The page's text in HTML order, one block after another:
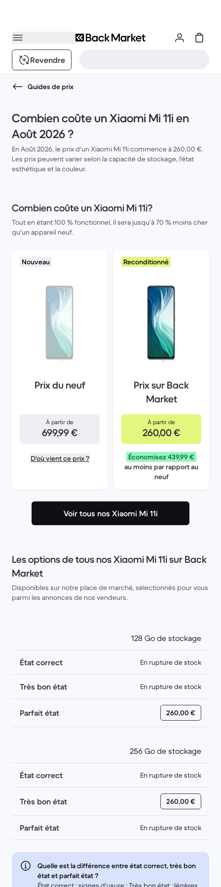
Revendre
Guides de prix
Combien coûte un Xiaomi Mi 11i en
Août 2026 ?
En Août 2026, le prix d'un Xiaomi Mi 11i commence à 260,00 €.
Les prix peuvent varier selon la capacité de stockage, l'état
esthétique et la couleur.
Combien coûte un Xiaomi Mi 11i?
Tout en étant 100 % fonctionnel, il sera jusqu'à 70 % moins cher
qu'un appareil neuf.
Nouveau
Prix du neuf
À partir de
699,99 €
D'où vient ce prix ?
Reconditionné
Prix sur Back
Market
À partir de
260,00 €
Économisez 439,99 €
au moins par rapport au
neuf
Voir tous nos Xiaomi Mi 11i
Les options de tous nos Xiaomi Mi 11i sur Back
Market
Disponibles sur notre place de marché, sélectionnés pour vous
parmi les annonces de nos vendeurs.
128 Go de stockage
État correct En rupture de stock
Très bon état En rupture de stock
Parfait état 260,00 €
256 Go de stockage
État correct En rupture de stock
Très bon état 260,00 €
Parfait état En rupture de stock
Quelle est la différence entre état correct, très bon
état et parfait état ?